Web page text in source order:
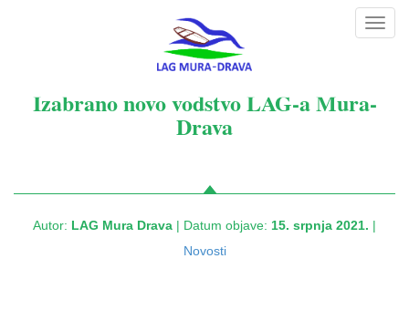
Izabrano novo vodstvo LAG-a Mura-
Drava
Autor: LAG Mura Drava | Datum objave: 15. srpnja 2021. |
Novosti